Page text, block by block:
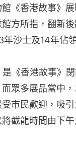
《香港故事》
方所指，翻新
沙士及14年佔
是《香港故事》
眾多展品當中
市民歡迎，吸
截龍時間由下